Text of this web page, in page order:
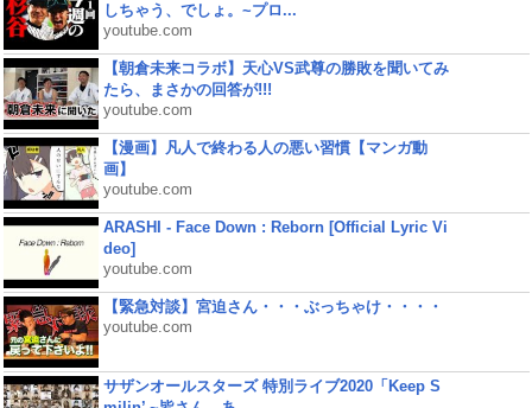
しちゃう、でしょ。~プロ...
youtube.com
【朝倉未来コラボ】天心VS武尊の勝敗を聞いてみ
たら、まさかの回答が!!!
youtube.com
【漫画】凡人で終わる人の悪い習慣【マンガ動
画】
youtube.com
ARASHI - Face Down : Reborn [Official Lyric Vi
deo]
youtube.com
【緊急対談】宮迫さん・・・ぶっちゃけ・・・・
youtube.com
サザンオールスターズ 特別ライブ2020「Keep S